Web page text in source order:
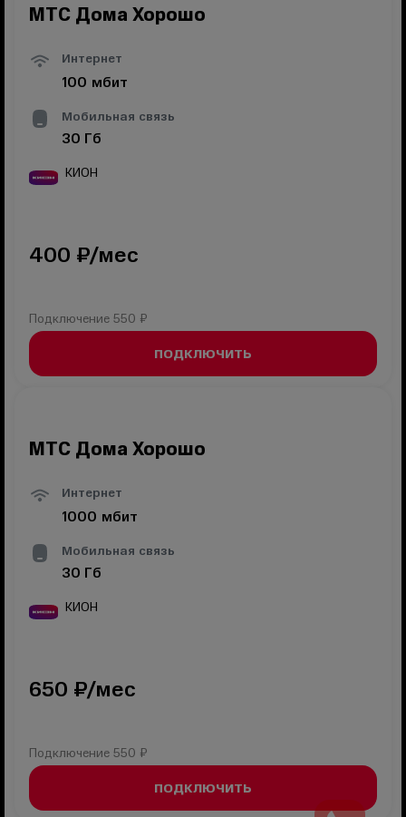
МТС Дома Хорошо
Интернет
100 мбит
Мобильная связь
30 Гб
КИОН
400 ₽/мес
Подключение 550 ₽
ПОДКЛЮЧИТЬ
МТС Дома Хорошо
Интернет
1000 мбит
Мобильная связь
30 Гб
КИОН
650 ₽/мес
Подключение 550 ₽
ПОДКЛЮЧИТЬ